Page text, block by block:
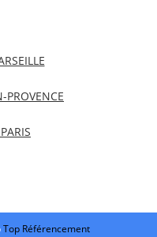
PROVENCE
Top Référencement